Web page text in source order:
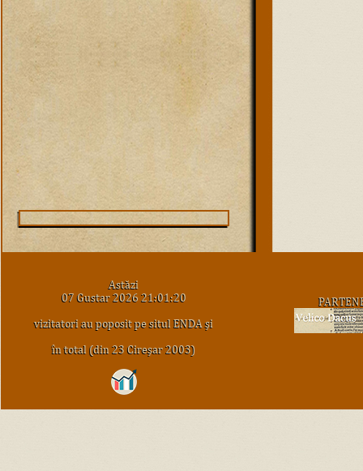
Astăzi
07 Gustar 2026 21:01:20
vizitatori au poposit pe situl ENDA şi
în total (din 23 Cireşar 2003)